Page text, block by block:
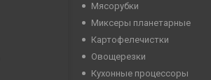
Мясорубки
Миксеры планетарные
Картофелечистки
Овощерезки
Кухонные процессоры